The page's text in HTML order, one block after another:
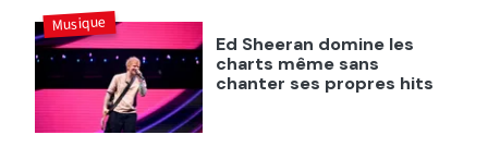
Ed Sheeran domine les
charts même sans
chanter ses propres hits
Musique